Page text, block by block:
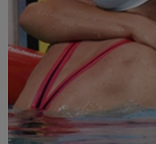
Labdarúgás
Szakosztályok
Meccscenter